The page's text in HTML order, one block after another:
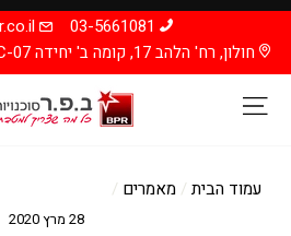
03-5661081
חולון, רח' הלהב 17, קומה ב' יחידה C-07
עמוד הבית / מאמרים /
28 מרץ 2020